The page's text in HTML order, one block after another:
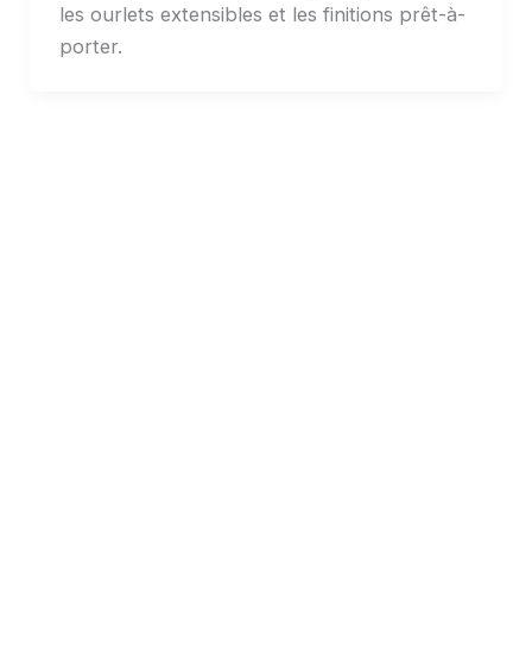
les ourlets extensibles et les finitions prêt-à-
porter.